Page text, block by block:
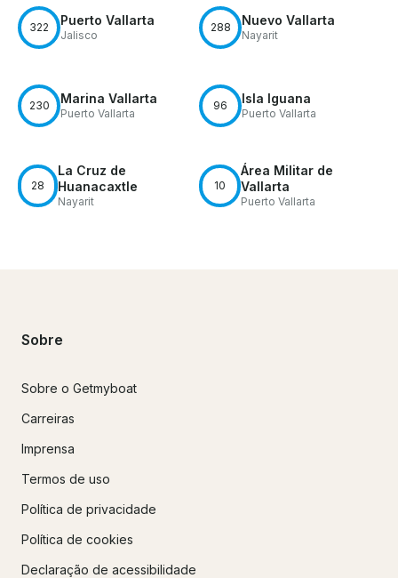
322 Puerto Vallarta
Jalisco
288 Nuevo Vallarta
Nayarit
230 Marina Vallarta
Puerto Vallarta
96 Isla Iguana
Puerto Vallarta
28
La Cruz de
Huanacaxtle
Nayarit
10
Área Militar de
Vallarta
Puerto Vallarta
Sobre
Sobre o Getmyboat
Carreiras
Imprensa
Termos de uso
Política de privacidade
Política de cookies
Declaração de acessibilidade